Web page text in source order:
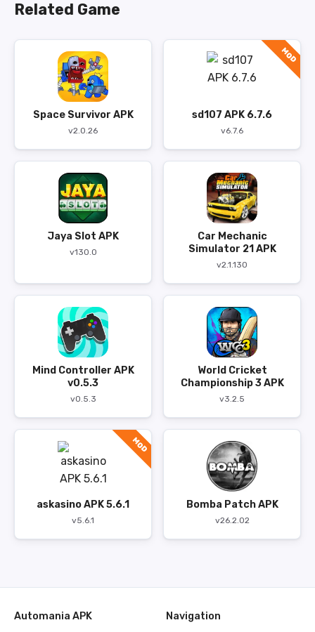
Related Game
Space Survivor APK
v2.0.26
MOD
sd107 APK 6.7.6
v6.7.6
Jaya Slot APK
v130.0
Car Mechanic
Simulator 21 APK
v2.1.130
Mind Controller APK
v0.5.3
v0.5.3
World Cricket
Championship 3 APK
v3.2.5
MOD
askasino APK 5.6.1
v5.6.1
Bomba Patch APK
v26.2.02
Automania APK Navigation